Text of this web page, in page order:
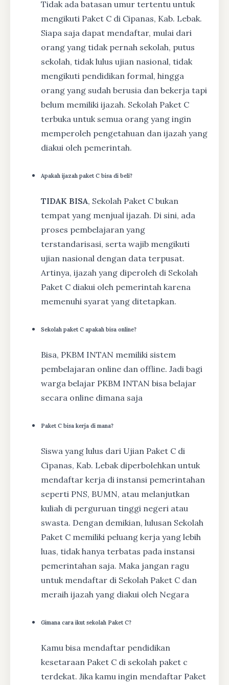
Tidak ada batasan umur tertentu untuk
mengikuti Paket C di Cipanas, Kab. Lebak.
Siapa saja dapat mendaftar, mulai dari
orang yang tidak pernah sekolah, putus
sekolah, tidak lulus ujian nasional, tidak
mengikuti pendidikan formal, hingga
orang yang sudah berusia dan bekerja tapi
belum memiliki ijazah. Sekolah Paket C
terbuka untuk semua orang yang ingin
memperoleh pengetahuan dan ijazah yang
diakui oleh pemerintah.
Apakah ijazah paket C bisa di beli?
TIDAK BISA, Sekolah Paket C bukan
tempat yang menjual ijazah. Di sini, ada
proses pembelajaran yang
terstandarisasi, serta wajib mengikuti
ujian nasional dengan data terpusat.
Artinya, ijazah yang diperoleh di Sekolah
Paket C diakui oleh pemerintah karena
memenuhi syarat yang ditetapkan.
Sekolah paket C apakah bisa online?
Bisa, PKBM INTAN memiliki sistem
pembelajaran online dan offline. Jadi bagi
warga belajar PKBM INTAN bisa belajar
secara online dimana saja
Paket C bisa kerja di mana?
Siswa yang lulus dari Ujian Paket C di
Cipanas, Kab. Lebak diperbolehkan untuk
mendaftar kerja di instansi pemerintahan
seperti PNS, BUMN, atau melanjutkan
kuliah di perguruan tinggi negeri atau
swasta. Dengan demikian, lulusan Sekolah
Paket C memiliki peluang kerja yang lebih
luas, tidak hanya terbatas pada instansi
pemerintahan saja. Maka jangan ragu
untuk mendaftar di Sekolah Paket C dan
meraih ijazah yang diakui oleh Negara
Gimana cara ikut sekolah Paket C?
Kamu bisa mendaftar pendidikan
kesetaraan Paket C di sekolah paket c
terdekat. Jika kamu ingin mendaftar Paket